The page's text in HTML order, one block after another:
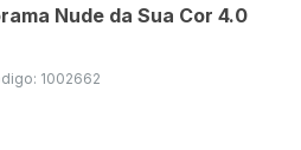
Nude da Sua Cor 4.0
1002662